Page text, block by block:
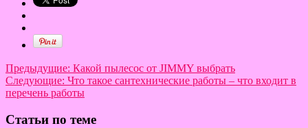
Предыдущие: Какой пылесос от JIMMY выбрать
Следующие: Что такое сантехнические работы – что входит в
перечень работы
Статьи по теме